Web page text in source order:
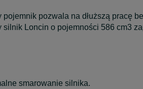
pojemnik pozwala na dłuższą pracę
Loncin o pojemności 586 cm3
smarowanie silnika.